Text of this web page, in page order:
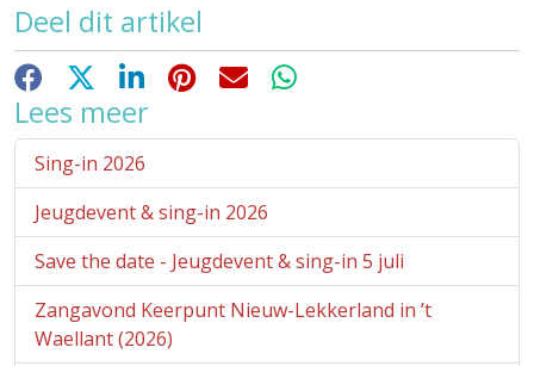
Deel dit artikel
Facebook LinkedInPinterestE-mailWhatsApp
Lees meer
Sing-in 2026
Jeugdevent & sing-in 2026
Save the date - Jeugdevent & sing-in 5 juli
Zangavond Keerpunt Nieuw-Lekkerland in ’t
Waellant (2026)